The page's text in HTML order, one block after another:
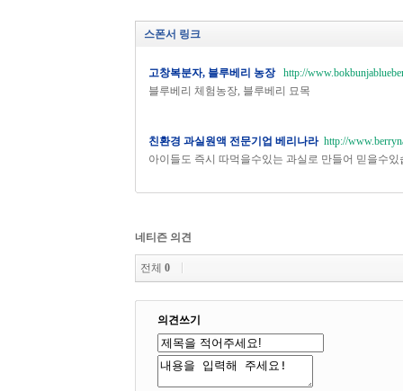
스폰서 링크
고창복분자, 블루베리 농장 http://
블루베리 체험농장, 블루베리 묘목
친환경 과실원액 전문기업 베리나라 http://
아이들도 즉시 따먹을수있는 과실로 만들어 믿을수있
네티즌 의견
전체 0
의견쓰기